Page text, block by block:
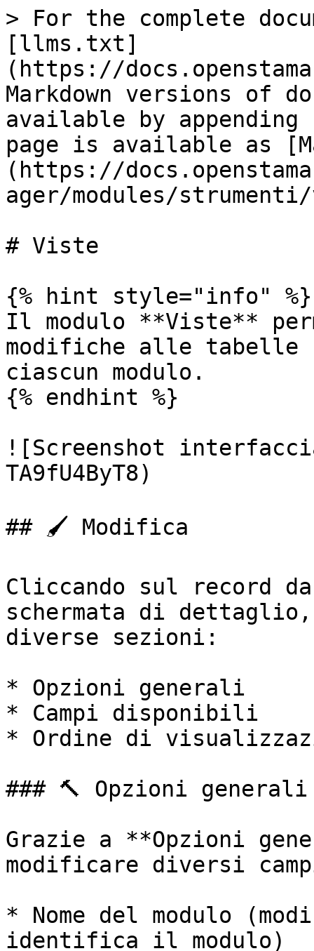
> For the complete
[llms.txt]
(https://
Markdown versions of
available by
page is available as
(https://
ager/modules/
# Viste
{% hint style="info" %}
Il modulo **Viste**
modifiche alle
ciascun modulo.
{% endhint %}
![Screenshot
TA9fU4ByT8)
## 🖌️ Modifica
Cliccando sul record
schermata di
diverse sezioni:
* Opzioni generali
* Campi disponibili
* Ordine di
### 🔨 Opzioni generali
Grazie a **Opzioni
modificare diversi
* Nome del modulo
identifica il modulo)